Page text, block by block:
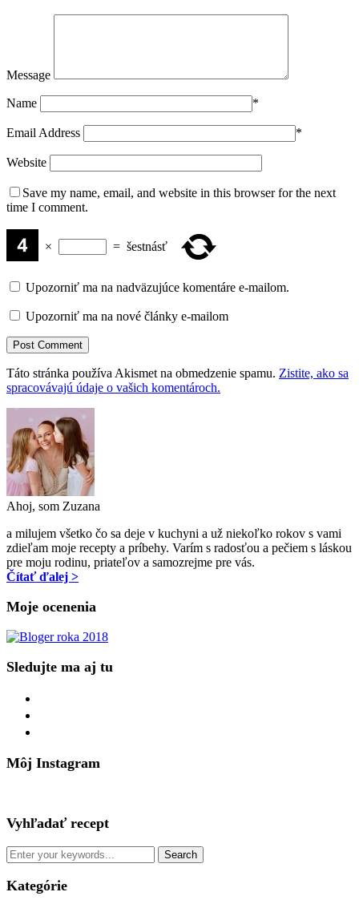
Message
Name *
Email Address *
Website
Save my name, email, and website in this browser for the next
time I comment.
× = šestnásť
Upozorniť ma na nadväzujúce komentáre e-mailom.
Upozorniť ma na nové články e-mailom
Táto stránka používa Akismet na obmedzenie spamu. Zistite, ako sa
spracovávajú údaje o vašich komentároch.
Ahoj, som Zuzana
a milujem všetko čo sa deje v kuchyni a už niekoľko rokov s vami
zdieľam moje recepty a príbehy. Varím s radosťou a pečiem s láskou
pre moju rodinu, priateľov a samozrejme pre vás.
Čítať ďalej >
Moje ocenenia
Sledujte ma aj tu
Môj Instagram
Vyhľadať recept
Kategórie